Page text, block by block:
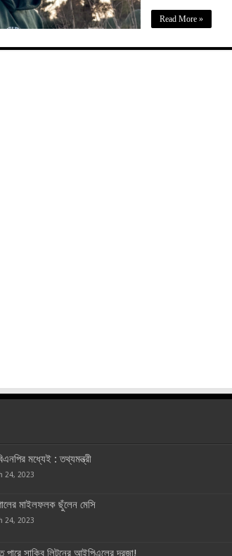
Read More »
মধ্যেই : তথ্যমন্ত্রী
24, 2023
মাইলফলক ছুঁলেন মেসি
24, 2023
পারে সাকিব লিটনের আইপিএলের দরজা!